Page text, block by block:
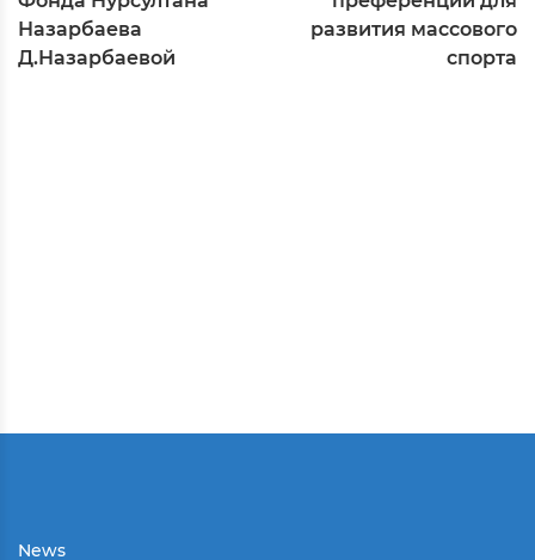
Назарбаева
Д.Назарбаевой
развития массового
спорта
News